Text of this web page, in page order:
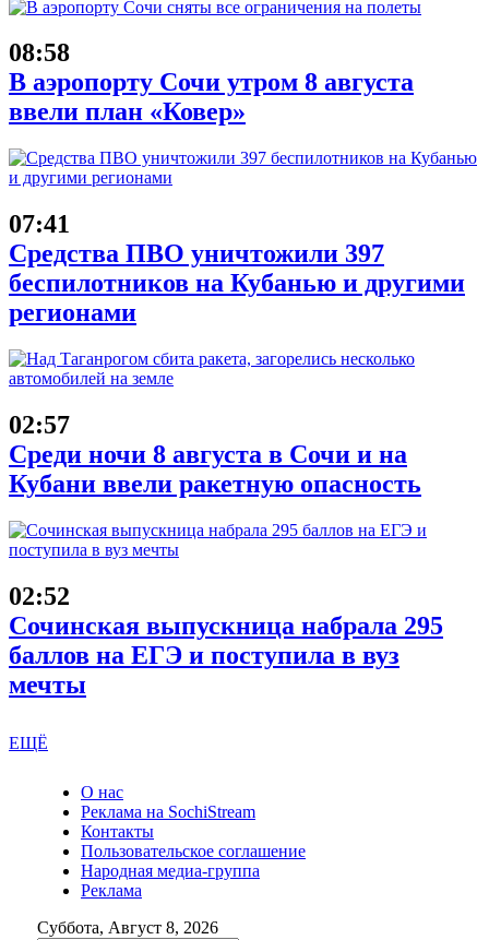
08:58
В аэропорту Сочи утром 8 августа
ввели план «Ковер»
07:41
Средства ПВО уничтожили 397
беспилотников на Кубанью и другими
регионами
02:57
Среди ночи 8 августа в Сочи и на
Кубани ввели ракетную опасность
02:52
Сочинская выпускница набрала 295
баллов на ЕГЭ и поступила в вуз
мечты
ЕЩЁ
О нас
Реклама на SochiStream
Контакты
Пользовательское соглашение
Народная медиа-группа
Реклама
Суббота, Август 8, 2026